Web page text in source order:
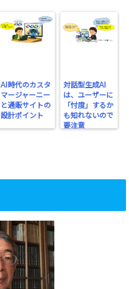
AI時代のカスタ
マージャーニー
と通販サイトの
設計ポイント
対話型生成AI
は、ユーザーに
「忖度」するか
も知れないので
要注意